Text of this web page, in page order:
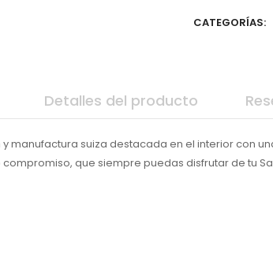
CATEGORÍAS:
Detalles del producto
manufactura suiza destacada en el interior con
que siempre puedas disfrutar de tu